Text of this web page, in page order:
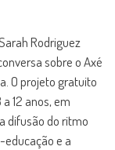
Rodriguez
sobre o Axé
O projeto gratuito
12 anos, em
difusão do ritmo
e a